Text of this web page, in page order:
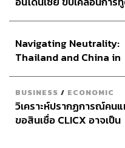
Sound Designer &
Coordinator & Adminอภิสิ
Art Directorฉัตรชัย เฉยชิต
Proofreaderพรนภัส ชำนา
Webmasterไชยพร ศิริกลก
Social Media Adminณัฐชัย
อินโดนีเซีย
Navigating Neutrality:
Thailand and China in
BUSINESS / ECONOMIC
วิเคราะห์ปรากฏการณ์คน
ขอสินเชื่อ CLICX อาจเป็น